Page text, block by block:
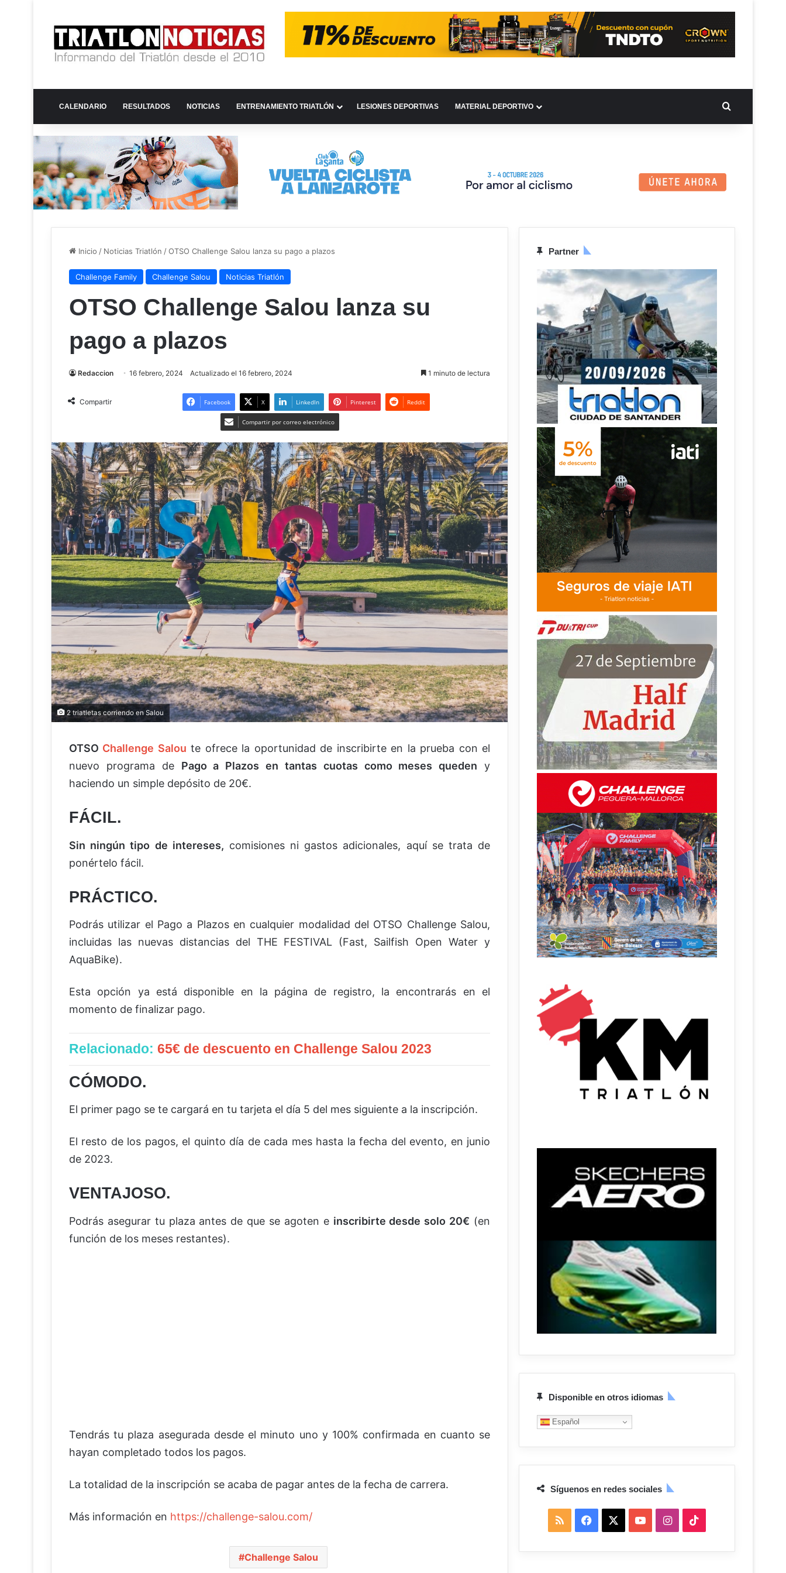
CALENDARIO RESULTADOS NOTICIAS ENTRENAMIENTO TRIATLÓN LESIONES DEPORTIVAS MATERIAL DEPORTIVO BUSCAR
Inicio / Noticias Triatlón /OTSO Challenge Salou lanza su pago a plazos
Challenge Family Challenge Salou Noticias Triatlón
OTSO Challenge Salou lanza su
pago a plazos
Redaccion 16 febrero, 2024 Actualizado el 16 febrero, 2024 1 minuto de lectura
Compartir Facebook X LinkedIn Pinterest Reddit
Compartir por correo electrónico
2 triatletas corriendo en Salou
OTSO Challenge Salou te ofrece la oportunidad de inscribirte en la prueba con el
nuevo programa de Pago a Plazos en tantas cuotas como meses queden y
haciendo un simple depósito de 20€.
FÁCIL.
Sin ningún tipo de intereses, comisiones ni gastos adicionales, aquí se trata de
ponértelo fácil.
PRÁCTICO.
Podrás utilizar el Pago a Plazos en cualquier modalidad del OTSO Challenge Salou,
incluidas las nuevas distancias del THE FESTIVAL (Fast, Sailfish Open Water y
AquaBike).
Esta opción ya está disponible en la página de registro, la encontrarás en el
momento de finalizar pago.
Relacionado: 65€ de descuento en Challenge Salou 2023
CÓMODO.
El primer pago se te cargará en tu tarjeta el día 5 del mes siguiente a la inscripción.
El resto de los pagos, el quinto día de cada mes hasta la fecha del evento, en junio
de 2023.
VENTAJOSO.
Podrás asegurar tu plaza antes de que se agoten e inscribirte desde solo 20€ (en
función de los meses restantes).
Tendrás tu plaza asegurada desde el minuto uno y 100% confirmada en cuanto se
hayan completado todos los pagos.
La totalidad de la inscripción se acaba de pagar antes de la fecha de carrera.
Más información en https://challenge-salou.com/
Challenge Salou
Partner
Disponible en otros idiomas
Español
Síguenos en redes sociales
I